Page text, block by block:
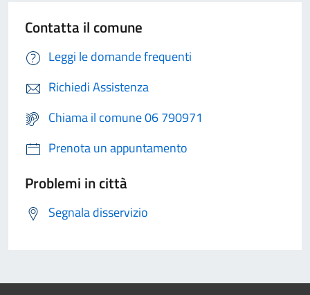
Contatta il comune
Leggi le domande frequenti
Richiedi Assistenza
Chiama il comune 06 790971
Prenota un appuntamento
Problemi in città
Segnala disservizio